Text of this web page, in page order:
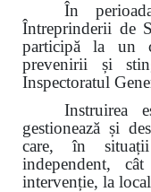
În
Întreprinderii de
participă la un
prevenirii și
Inspectoratul
Instruirea
gestionează și
care, în
independent,
intervenție, la